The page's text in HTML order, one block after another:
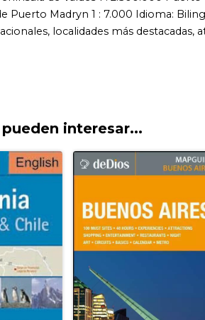
interesar...